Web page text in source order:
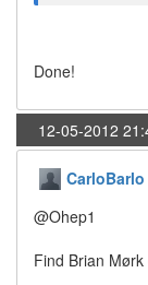
Done!
12-05-2012
CarloBarlo
@Ohep1
Find Brian